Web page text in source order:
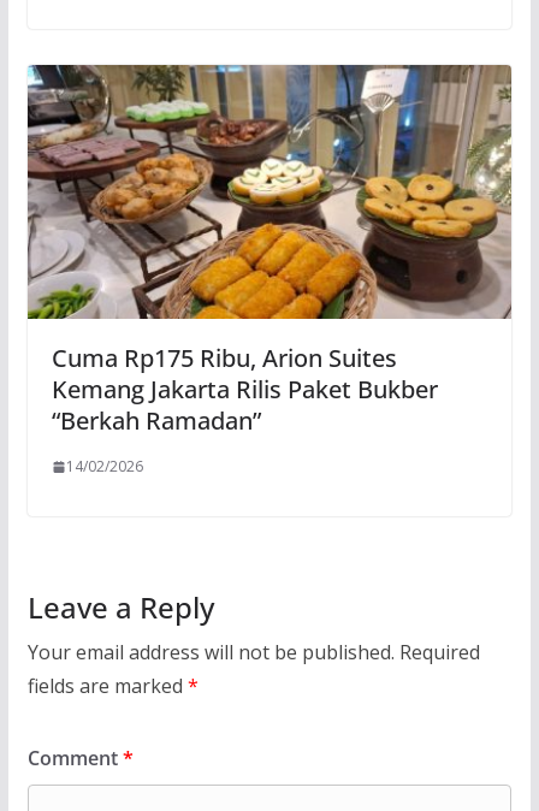
Cuma Rp175 Ribu, Arion Suites
Kemang Jakarta Rilis Paket Bukber
“Berkah Ramadan”
14/02/2026
Leave a Reply
Your email address will not be published. Required
fields are marked *
Comment*